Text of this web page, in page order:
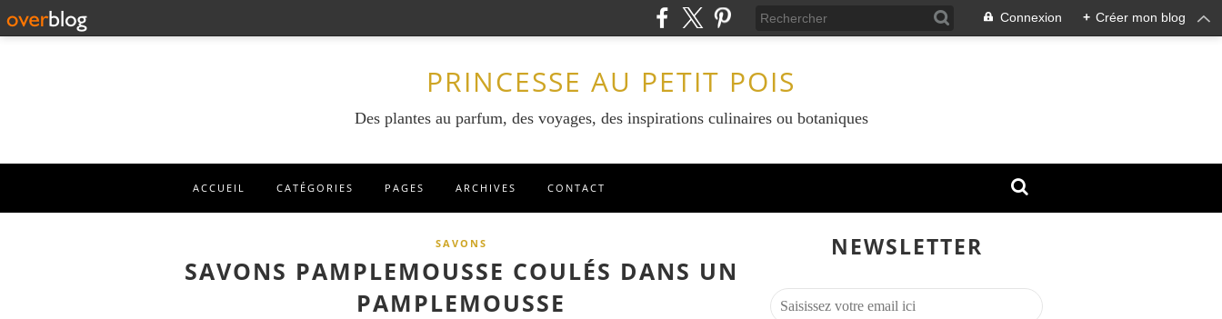
Connexion + Créer mon blog
PRINCESSE AU PETIT POIS
Des plantes au parfum, des voyages, des inspirations culinaires ou botaniques
ACCUEIL CATÉGORIES PAGES ARCHIVES CONTACT
SAVONS
SAVONS PAMPLEMOUSSE COULÉS DANS UN
PAMPLEMOUSSE
NEWSLETTER